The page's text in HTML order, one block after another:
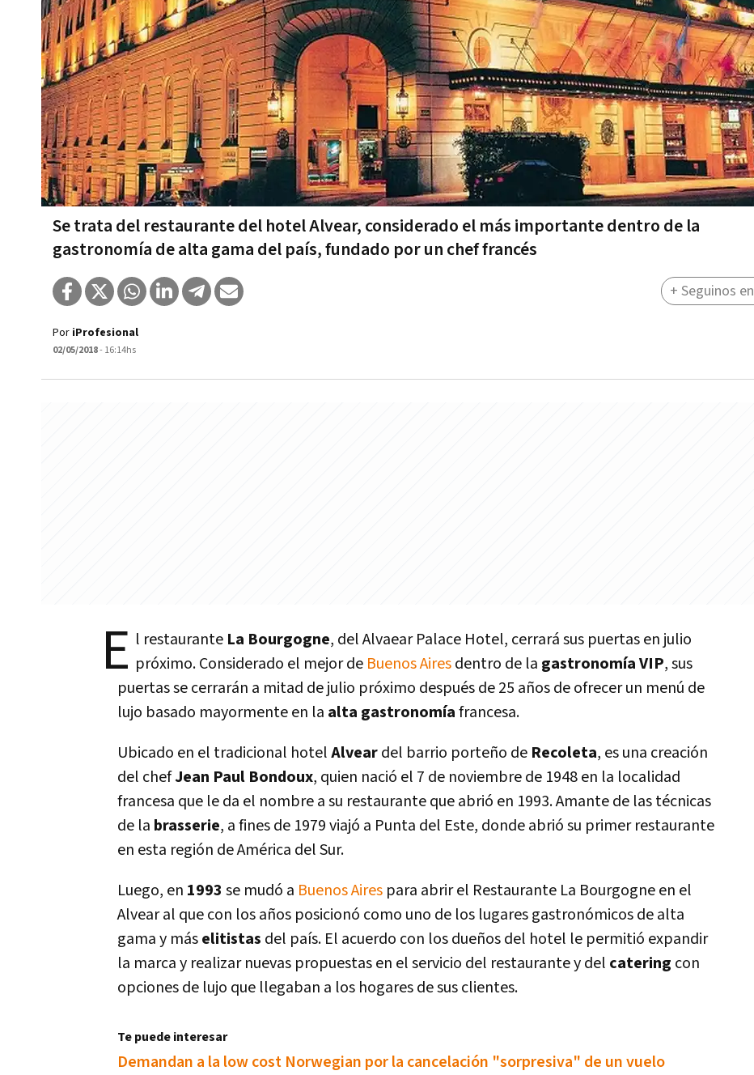
Se trata del restaurante del hotel Alvear, considerado el más importante dentro de la
gastronomía de alta gama del país, fundado por un chef francés
Por iProfesional
02/05/2018- 16:14hs
+ Seguinos en
E l restaurante La Bourgogne, del Alvaear Palace Hotel, cerrará sus puertas en julio
próximo. Considerado el mejor de Buenos Airesdentro de la gastronomí­a VIP, sus
puertas se cerrarán a mitad de julio próximo después de 25 años de ofrecer un menú de
lujo basado mayormente en la alta gastronomí­afrancesa.
Ubicado en el tradicional hotelAlveardel barrio porteño de Recoleta, es una creación
del chefJean Paul Bondoux, quien nació el 7 de noviembre de 1948 en la localidad
francesa que le da el nombre a su restaurante que abrió en 1993. Amante de las técnicas
de la brasserie, a fines de 1979 viajó a Punta del Este, donde abrió su primer restaurante
en esta región de América del Sur.
Luego, en 1993 se mudó a Buenos Aires para abrir el Restaurante La Bourgogne en el
Alvear al que con los años posicionó como uno de los lugares gastronómicos de alta
gama y máselitistas del paí­s. El acuerdo con los dueños del hotel le permitió expandir
la marca y realizar nuevas propuestas en el servicio del restaurante y del catering con
opciones de lujo que llegaban a los hogares de sus clientes.
Te puede interesar
Demandan a la low cost Norwegian por la cancelación "sorpresiva" de un vuelo